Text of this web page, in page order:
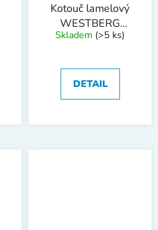
Kotouč lamelový
WESTBERG
115mm P100
Skladem (>5 ks)
DETAIL